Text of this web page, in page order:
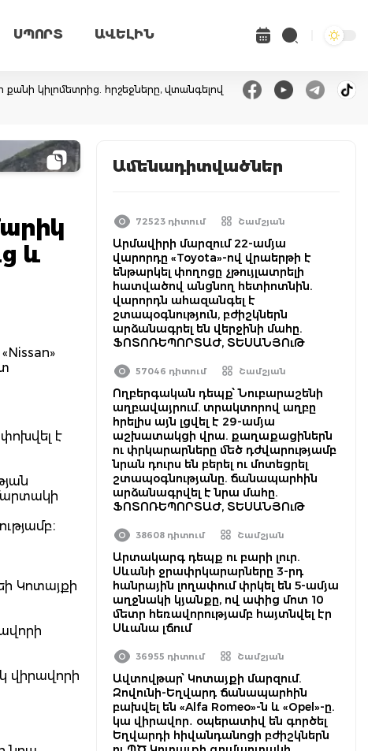
ՍՊՈՐՏ ԱՎԵԼԻՆ
կիլոմետրից. հրշեջները, վտանգելով
և
է
Կոտայքի
վիրավորի
Ամենադիտվածներ
72523 դիտում Շամշյան
Արմավիրի մարզում 22-ամյա
վարորդը «Toyota»-ով վրաերթի է
ենթարկել փողոցը չթույլատրելի
հատվածով անցնող հետիոտնին.
վարորդն ահազանգել է
շտապօգնություն, բժիշկներն
արձանագրել են վերջինի մահը.
ՖՈՏՈՌԵՊՈՐՏԱԺ, ՏԵՍԱՆՅՈւԹ
57046 դիտում Շամշյան
Ողբերգական դեպք՝ Նուբարաշենի
աղբավայրում. տրակտորով աղբը
հրելիս այն լցվել է 29-ամյա
աշխատակցի վրա. քաղաքացիներն
ու փրկարարները մեծ դժվարությամբ
նրան դուրս են բերել ու մոտեցրել
շտապօգնությանը. ճանապարհին
արձանագրվել է նրա մահը.
ՖՈՏՈՌԵՊՈՐՏԱԺ, ՏԵՍԱՆՅՈւԹ
38608 դիտում Շամշյան
Արտակարգ դեպք ու բարի լուր.
Սևանի ջրափրկարարները 3-րդ
հանրային լողափում փրկել են 5-ամյա
աղջնակի կյանքը, ով ափից մոտ 10
մետր հեռավորությամբ հայտնվել էր
Սևանա լճում
36955 դիտում Շամշյան
Ավտովթար՝ Կոտայքի մարզում.
Զովունի-Եղվարդ ճանապարհին
բախվել են «Alfa Romeo»-ն և «Opel»-ը.
կա վիրավոր․ օպերատիվ են գործել
Եղվարդի հիվանդանոցի բժիշկներն